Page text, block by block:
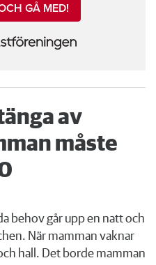
GÅ MED!
av
måste
behov går upp en natt och
När mamman vaknar
hall. Det borde mamman